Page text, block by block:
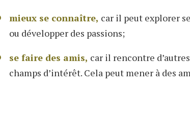
mieux se connaître, car il peut explorer
ou développer des passions;
se faire des amis, car il rencontre
champs d’intérêt. Cela peut mener à des